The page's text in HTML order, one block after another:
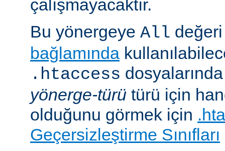
çalışmayacaktır.
Bu yönergeye All
bağlamında
.htaccess
yönerge-türü türü için
olduğunu görmek için
Geçersizleştirme Sınıfları